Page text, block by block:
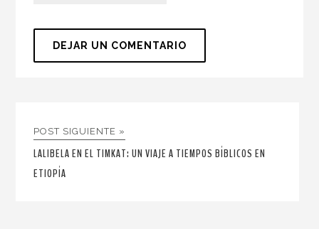
POST SIGUIENTE »
LALIBELA EN EL TIMKAT: UN VIAJE A TIEMPOS BÍBLICOS EN
ETIOPÍA